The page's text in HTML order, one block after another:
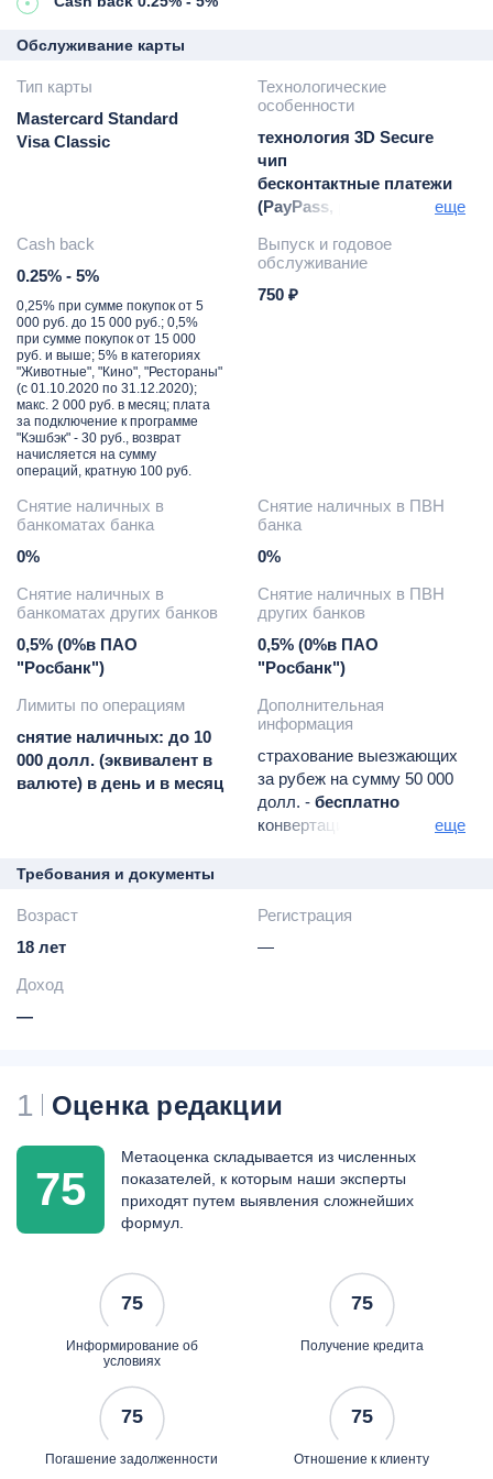
Обслуживание карты
Тип карты
Mastercard Standard
Visa Classic
Технологические
особенности
технология 3D Secure
чип
бесконтактные платежи
(PayPass, payWave)
Mastercard
еще
Cash back
0.25% - 5%
0,25% при сумме покупок от 5
000 руб. до 15 000 руб.; 0,5%
при сумме покупок от 15 000
руб. и выше; 5% в категориях
"Животные", "Кино", "Рестораны"
(с 01.10.2020 по 31.12.2020);
макс. 2 000 руб. в месяц; плата
за подключение к программе
"Кэшбэк" - 30 руб., возврат
начисляется на сумму
операций, кратную 100 руб.
Выпуск и годовое
обслуживание
750 ₽
Снятие наличных в
банкоматах банка
0%
Снятие наличных в ПВН
банка
0%
Снятие наличных в
банкоматах других банков
0,5% (0%в ПАО
"Росбанк")
Снятие наличных в ПВН
других банков
0,5% (0%в ПАО
"Росбанк")
Лимиты по операциям
снятие наличных: до 10
000 долл. (эквивалент в
валюте) в день и в месяц
Дополнительная
информация
страхование выезжающих
за рубеж на сумму 50 000
долл. -бесплатно
конвертация -
по курсу
руб. (эквивалент в
еще
Требования и документы
Возраст
18 лет
Регистрация
—
Доход
—
1 Оценка редакции
75
Метаоценка складывается из численных
показателей, к которым наши эксперты
приходят путем выявления сложнейших
формул.
75
Информирование об
условиях
75
Получение кредита
75
Погашение задолженности
75
Отношение к клиенту